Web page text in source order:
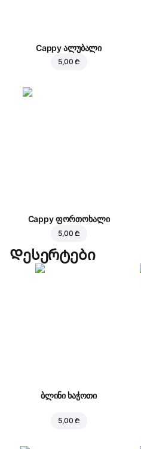
Cappy ალუბალი
5,00 ₾
Cappy ფორთოხალი
5,00 ₾
Დესერტები
ბლინი ხაჭოთი
5,00 ₾